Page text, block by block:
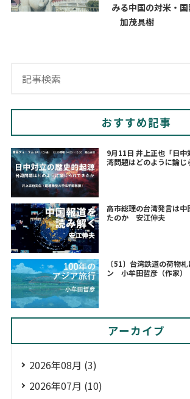
みる中国の対米・
加茂具樹
おすすめ記事
9月11日 井上正也「日
湾問題はどのように論じ
高市総理の台湾発言は中
たのか 安江伸夫
〔51〕台湾鉄道の荷物
ン 小牟田哲彦（作家）
アーカイブ
2026年08月 (3)
2026年07月 (10)